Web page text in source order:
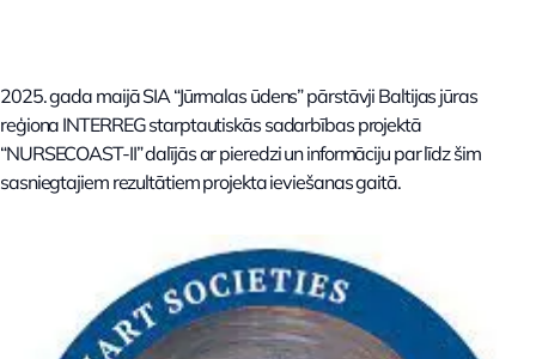
2025. gada maijā SIA “Jūrmalas ūdens” pārstāvji Baltijas jūras
reģiona INTERREG starptautiskās sadarbības projektā
“NURSECOAST-II” dalījās ar pieredzi un informāciju par līdz šim
sasniegtajiem rezultātiem projekta ieviešanas gaitā.